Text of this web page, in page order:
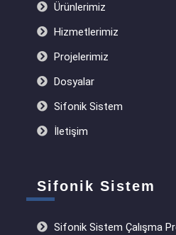
Ürünlerimiz
Hizmetlerimiz
Projelerimiz
Dosyalar
Sifonik Sistem
İletişim
Sifonik Sistem
Sifonik Sistem Çalışma